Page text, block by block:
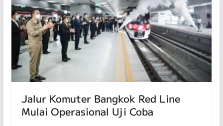
Jalur Komuter Bangkok Red Line
Mulai Operasional Uji Coba